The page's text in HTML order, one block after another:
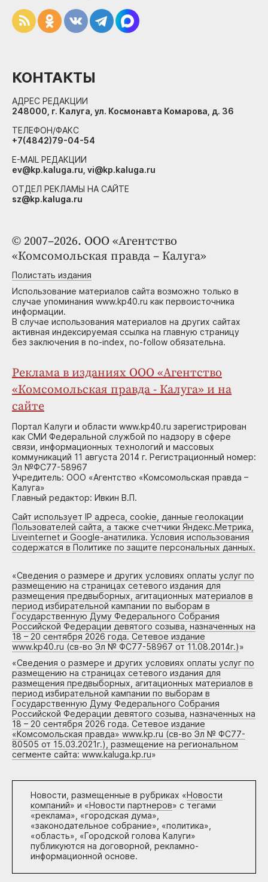
© 2007–2026. ООО «Агентство
«Комсомольская правда – Калуга»
Полистать издания
Использование материалов сайта возможно только в
случае упоминания www.kp40.ru как первоисточника
информации.
В случае использования материалов на других сайтах
активная индексируемая ссылка на главную страницу
без заключения в no-index, no-follow обязательна.
Реклама в изданиях ООО «Агентство
«Комсомольская правда - Калуга» и на
сайте
Портал Калуги и области www.kp40.ru зарегистрирован
как СМИ Федеральной службой по надзору в сфере
связи, информационных технологий и массовых
коммуникаций 11 августа 2014 г. Регистрационный номер:
Эл №ФС77-58967
Учредитель: ООО «Агентство «Комсомольская правда –
Калуга»
Главный редактор: Ивкин В.П.
Сайт использует IP адреса, cookie, данные геолокации
Пользователей сайта, а также счетчики Яндекс.Метрика,
Liveinternet и Google-анатилика. Условия использования
содержатся в Политике по защите персональных данных.
«Сведения о размере и других условиях оплаты услуг по
размещению на страницах сетевого издания для
размещения предвыборных, агитационных материалов в
период избирательной кампании по выборам в
Государственную Думу Федерального Собрания
Российской Федерации девятого созыва, назначенных на
18 – 20 сентября 2026 года. Сетевое издание
www.kp40.ru (св-во Эл № ФС77-58967 от 11.08.2014г.)»
«Сведения о размере и других условиях оплаты услуг по
размещению на страницах сетевого издания для
размещения предвыборных, агитационных материалов в
период избирательной кампании по выборам в
Государственную Думу Федерального Собрания
Российской Федерации девятого созыва, назначенных на
18 – 20 сентября 2026 года. Сетевое издание
«Комсомольская правда» www.kp.ru (св-во Эл № ФС77-
80505 от 15.03.2021г.), размещение на региональном
сегменте сайта: www.kaluga.kp.ru»
Новости, размещенные в рубриках «Новости
компаний» и «Новости партнеров» с тегами
«реклама», «городская дума»,
«законодательное собрание», «политика»,
«область», «Городской голова Калуги»
публикуются на договорной, рекламно-
информационной основе.
КОНТАКТЫ
АДРЕС РЕДАКЦИИ
248000, г. Калуга, ул. Космонавта Комарова, д. 36
ТЕЛЕФОН/ФАКС
+7(4842)79-04-54
E-MAIL РЕДАКЦИИ
ev@kp.kaluga.ru, vi@kp.kaluga.ru
ОТДЕЛ РЕКЛАМЫ НА САЙТЕ
sz@kp.kaluga.ru